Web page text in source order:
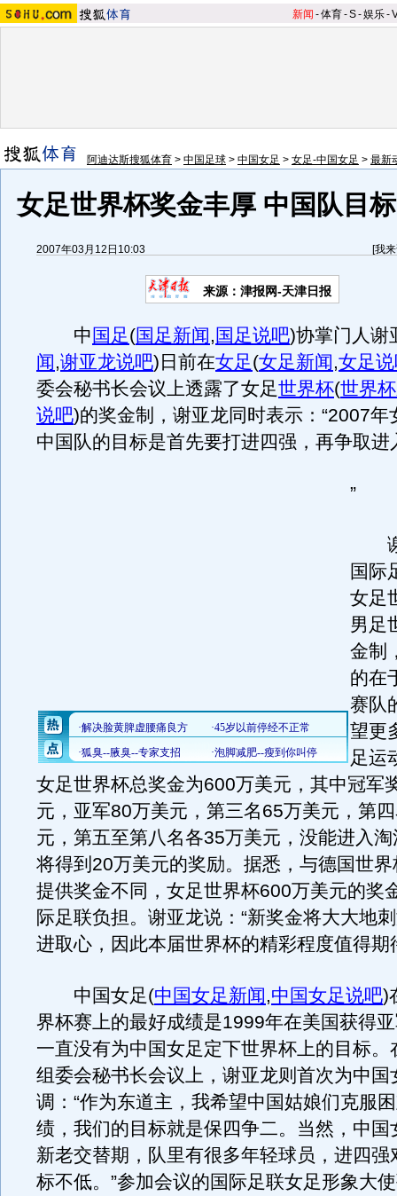
新闻 -体育-S-娱乐-
阿迪达斯搜狐体育 > 中国足球 > 中国女足 > 女足-中国女足 > 最新
女足世界杯奖金丰厚 中国队目
2007年03月12日10:03 [我
来源：津报网-天津日报
中 国足(国足新闻, 国足说吧)协掌门人谢
闻,谢亚龙说吧) 日前在女足(女足新闻,女足
委会秘书长会议上透露了女足世界杯(世界
说吧)的奖金制，谢亚龙同时表示：“2007年
中国队的目标是首先要打进四强，再争取进
”
谢
国际
女足
男足
金制
的在
赛队
望更
足运
女足世界杯总奖金为600万美元，其中冠军
元，亚军80万美元，第三名65万美元，第
元，第五至第八名各35万美元，没能进入
将得到20万美元的奖励。据悉，与德国世
提供奖金不同，女足世界杯600万美元的奖
际足联负担。谢亚龙说：“新奖金将大大地
进取心，因此本届世界杯的精彩程度值得期
中国女足(中国女足新闻,中国女足说吧)
界杯赛上的最好成绩是1999年在美国获得
一直没有为中国女足定下世界杯上的目标。
组委会秘书长会议上，谢亚龙则首次为中国
调：“作为东道主，我希望中国姑娘们克服
绩，我们的目标就是保四争二。当然，中国
新老交替期，队里有很多年轻球员，进四强
标不低。”参加会议的国际足联女足形象大